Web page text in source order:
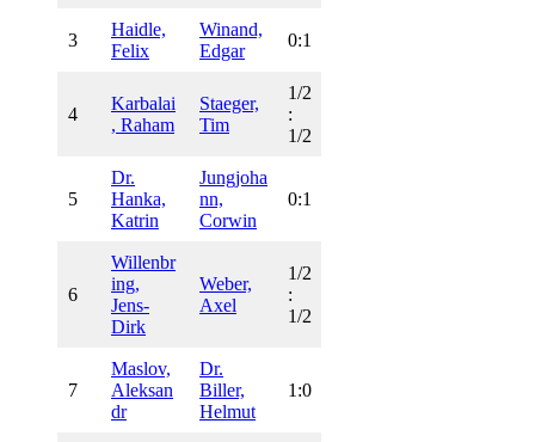
3
Haidle,
Felix
Winand,
Edgar
0:1
4
Karbalai
, Raham
Staeger,
Tim
1/2
:
1/2
5
Dr.
Hanka,
Katrin
Jungjoha
nn,
Corwin
0:1
6
Willenbr
ing,
Jens-
Dirk
Weber,
Axel
1/2
:
1/2
7
Maslov,
Aleksan
dr
Dr.
Biller,
Helmut
1:0